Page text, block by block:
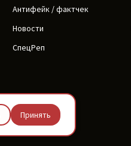
Антифейк / фактчек
Новости
СпецРеп
Написать нам
Принять